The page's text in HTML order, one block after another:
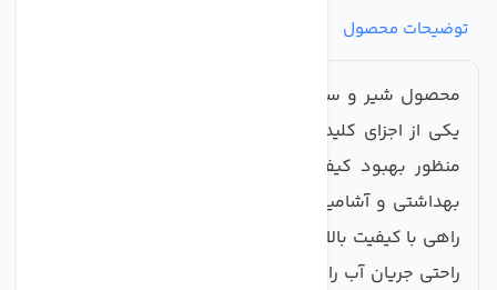
توضیحات محصول
یکی از اجزای کلیدی سیستم‌های تصفیه آب است که به
منظور بهبود کیفیت آب شرب و تأمین نیازهای مختلف
بهداشتی و آشامیدنی طراحی شده است. این شیر و سه
راهی با کیفیت بالا، به کاربران این امکان را می‌دهد که به
راحتی جریان آب را کنترل کرده و آن را به داخل و خارج از